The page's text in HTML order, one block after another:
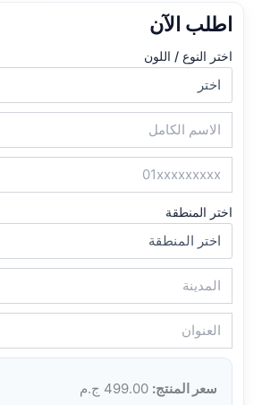
اطلب الآن
اختر النوع / اللون
اختر المنطقة
سعر المنتج: 499.00 ج.م